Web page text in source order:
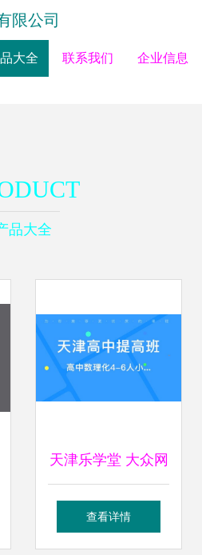
限公司
大全 联系我们 企业信息
品大全
天津乐学堂 大众网
推荐的教育信息咨
查看详情